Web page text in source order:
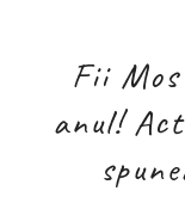
Fii
anul!